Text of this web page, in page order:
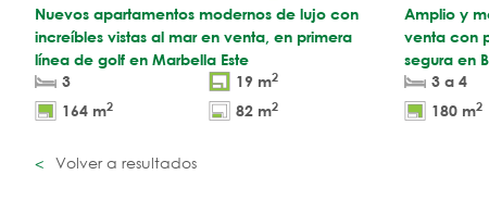
Nuevos apartamentos modernos de lujo con
increíbles vistas al mar en venta, en primera
línea de golf en Marbella Este
3
19 m2
164 m2 82 m2
Amplio y
venta con
segura en
3 a 4
180 m2
Volver a resultados